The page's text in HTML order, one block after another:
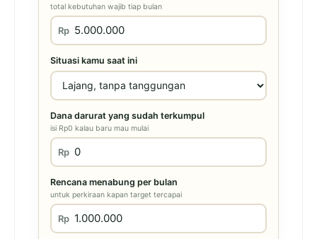
total kebutuhan wajib tiap bulan
Rp
Situasi kamu saat ini
Dana darurat yang sudah terkumpul
isi Rp0 kalau baru mau mulai
Rp
Rencana menabung per bulan
untuk perkiraan kapan target tercapai
Rp